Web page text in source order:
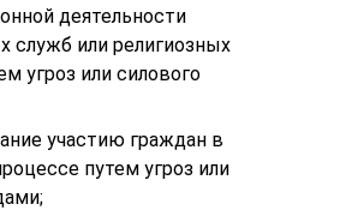
деятельности
служб или религиозных
угроз или силового
участию граждан в
путем угроз или